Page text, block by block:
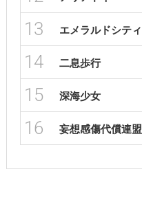
13 エメラルドシティ
14 二息歩行
15 深海少女
16 妄想感傷代償連盟